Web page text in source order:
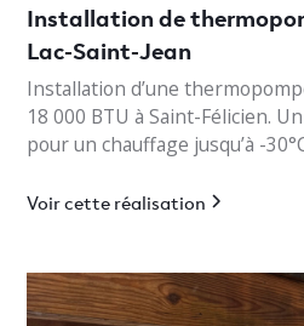
Installation de
Lac-Saint-Jean
Installation d’une
18 000 BTU à Saint-Félicien.
pour un chauffage jusqu’à -
Voir cette réalisation